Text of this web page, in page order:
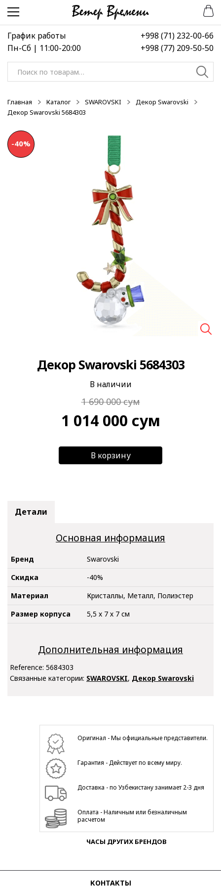
Перейти
навигации
Перейти
содержимому
График работы
Пн-Сб | 11:00-20:00
+998 (71) 232-00-66
+998 (77) 209-50-50
Искать:
Главная Каталог SWAROVSKI
Декор Swarovski
Декор Swarovski 5684303
-40%
Декор Swarovski 5684303
В наличии
1 690 000сум
1 014 000 сум
В корзину
Детали
Основная информация
Бренд
Swarovski
Скидка
-40%
Материал
Кристаллы, Металл, Полиэстер
Размер корпуса
5,5 х 7 х 7 см
Дополнительная информация
Reference: 5684303
Связанные категории: SWAROVSKI, Декор Swarovski
Оригинал - Мы официальные представители.
Гарантия - Действует по всему миру.
Доставка - по Узбекистану занимает 2-3 дня
Оплата - Наличным или безналичным
расчетом
ЧАСЫ ДРУГИХ БРЕНДОВ
КОНТАКТЫ